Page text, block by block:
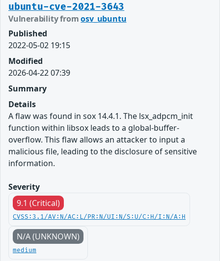
ubuntu-cve-2021-3643
Vulnerability fromosv_ubuntu
Published
2022-05-02 19:15
Modified
2026-04-22 07:39
Summary
Details
A flaw was found in sox 14.4.1. The lsx_adpcm_init
function within libsox leads to a global-buffer-
overflow. This flaw allows an attacker to input a
malicious file, leading to the disclosure of sensitive
information.
Severity
9.1 (Critical)
CVSS:3.1/AV:N/AC:L/PR:N/UI:N/S:U/C:H/I:N/A:H
N/A (UNKNOWN)
medium